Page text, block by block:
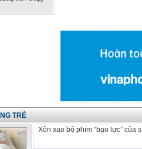
TRẺ
Xôn xao bộ phim “bạo lực” của